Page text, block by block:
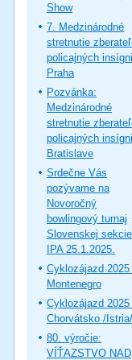
Show
7. Medzinárodné
stretnutie
policajných
Praha
Pozvánka:
Medzinárodné
stretnutie
policajných
Bratislave
Srdečne Vás
pozývame na
Novoročný
bowlingový turnaj
Slovenskej sekcie
IPA 25.1.2025.
Cyklozájazd 2025
Montenegro
Cyklozájazd 2025
Chorvátsko /Istria/
80. výročie:
VÍŤAZSTVO NAD